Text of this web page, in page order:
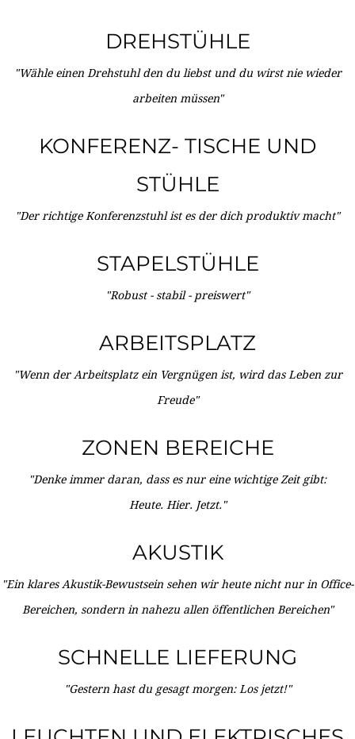
DREHSTÜHLE
"Wähle einen Drehstuhl den du liebst und du wirst nie wieder
arbeiten müssen"
KONFERENZ- TISCHE UND
STÜHLE
"Der richtige Konferenzstuhl ist es der dich produktiv macht"
STAPELSTÜHLE
"Robust - stabil - preiswert"
ARBEITSPLATZ
"Wenn der Arbeitsplatz ein Vergnügen ist, wird das Leben zur
Freude"
ZONEN BEREICHE
"Denke immer daran, dass es nur eine wichtige Zeit gibt:
Heute. Hier. Jetzt."
AKUSTIK
"Ein klares Akustik-Bewustsein sehen wir heute nicht nur in Office-
Bereichen, sondern in nahezu allen öffentlichen Bereichen"
SCHNELLE LIEFERUNG
"Gestern hast du gesagt morgen: Los jetzt!"